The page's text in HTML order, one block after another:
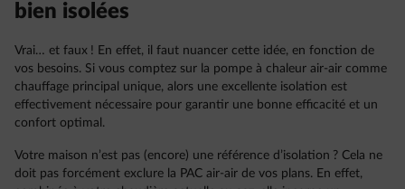
bien isolées
Vrai… et faux ! En effet, il faut nuancer cette idée, en fonction de
vos besoins. Si vous comptez sur la pompe à chaleur air-air comme
chauffage principal unique, alors une excellente isolation est
effectivement nécessaire pour garantir une bonne efficacité et un
confort optimal.
Votre maison n’est pas (encore) une référence d’isolation ? Cela ne
doit pas forcément exclure la PAC air-air de vos plans. En effet,